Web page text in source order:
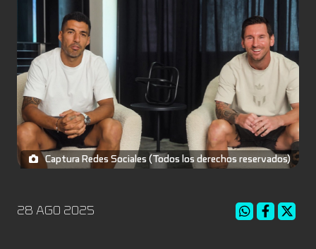
Captura Redes Sociales (Todos los derechos reservados)
28 AGO 2025